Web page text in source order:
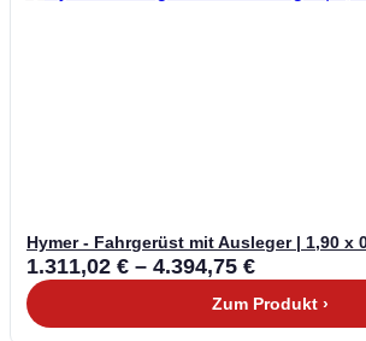
Hymer - Fahrgerüst mit Ausleger | 1,90 x
1.311,02 € – 4.394,75 €
Zum Produkt ›